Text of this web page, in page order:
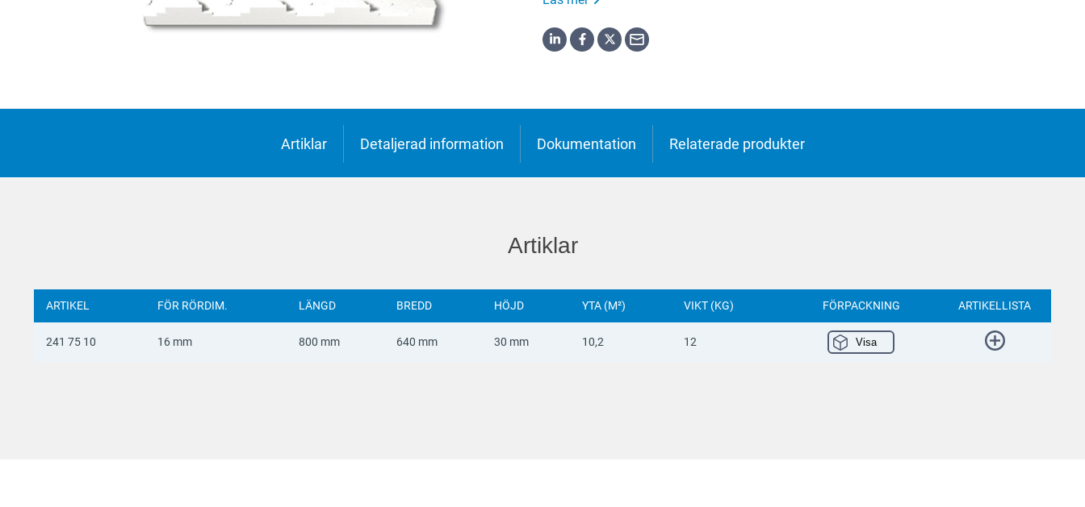
Deutsch
Italiano
Artiklar Detaljerad information Dokumentation Relaterade produkter
Artiklar
ARTIKEL FÖR RÖRDIM. LÄNGD BREDD HÖJD YTA (M²) VIKT (KG) FÖRPACKNING ARTIKELLISTA
241 75 10 16 mm 800 mm 640 mm 30 mm 10,2 12 Visa